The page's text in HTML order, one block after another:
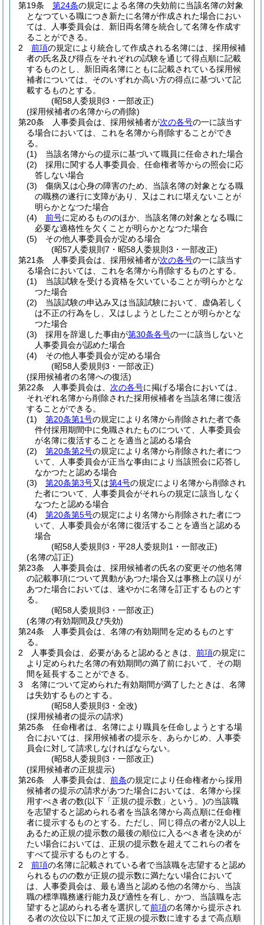
第19条
第24条の規定による名簿の失効前に当該名簿の対象
となつている職につき新たに名簿が作成された場合におい
ては、人事委員会は、新旧両名簿を統合して名簿を作成す
ることができる。
2
前項の規定により統合して作成される名簿には、採用候補
者の氏名及び得点をそれぞれの試験を通じて得点順に記載
するものとし、新旧両名簿にともに記載されている採用候
補者については、そのいずれか高い方の得点に基づいて記
載するものとする。
(昭58人委規則3・一部改正)
(採用候補者の名簿からの削除)
第20条
人事委員会は、採用候補者が次の各号の一に該当す
る場合においては、これを名簿から削除することができ
る。
(1)
当該名簿からの提示に基づいて職員に任命された場合
(2)
採用に関する人事委員会、任命権者等からの照会に応
答しない場合
(3)
傷病又は心身の障害のため、当該名簿の対象となる職
の職務の遂行に支障があり、又はこれに堪えないことが
明らかとなつた場合
(4)
前号に定めるもののほか、当該名簿の対象となる職に
必要な適格性を欠くことが明らかとなつた場合
(5)
その他人事委員会が定める場合
(昭57人委規則7・昭58人委規則3・一部改正)
第21条
人事委員会は、採用候補者が次の各号の一に該当す
る場合においては、これを名簿から削除するものとする。
(1)
当該試験を受ける資格を欠いていることが明らかとな
つた場合
(2)
当該試験の申込み又は当該試験において、虚偽若しく
は不正の行為をし、又はしようとしたことが明らかとな
つた場合
(3)
採用を辞退した事由が第30条各号の一に該当しないと
人事委員会が認めた場合
(4)
その他人事委員会が定める場合
(昭58人委規則3・一部改正)
(採用候補者の名簿への復活)
第22条
人事委員会は、 次の各号に掲げる場合においては、
それぞれ名簿から削除された採用候補者を当該名簿に復活
することができる。
(1)
第20条第1号の規定により名簿から削除された者で条
件付採用期間中に免職されたものについて、人事委員会
が名簿に復活することを適当と認める場合
(2)
第20条第2号の規定により名簿から削除された者につ
いて、人事委員会が正当な事由により当該照会に応答し
なかつたと認める場合
(3)
第20条第3号又は第4号の規定により名簿から削除され
た者について、人事委員会がそれらの規定に該当しなく
なつたと認める場合
(4)
第20条第5号の規定により名簿から削除された者につ
いて、人事委員会が名簿に復活することを適当と認める
場合
(昭58人委規則3・平28人委規則1・一部改正)
(名簿の訂正)
第23条
人事委員会は、採用候補者の氏名の変更その他名簿
の記載事項について異動があつた場合又は事務上の誤りが
あつた場合においては、速やかに名簿を訂正するものとす
る。
(昭58人委規則3・一部改正)
(名簿の有効期間及び失効)
第24条
人事委員会は、名簿の有効期間を定めるものとす
る。
2
人事委員会は、必要があると認めるときは、 前項の規定に
より定められた名簿の有効期間の満了前において、その期
間を延長することができる。
3
名簿について定められた有効期間が満了したときは、名簿
は失効するものとする。
(昭58人委規則3・全改)
(採用候補者の提示の請求)
第25条
任命権者は、名簿により職員を任命しようとする場
合においては、採用候補者の提示を、あらかじめ、人事委
員会に対して請求しなければならない。
(昭58人委規則3・一部改正)
(採用候補者の正規提示)
第26条
人事委員会は、 前条の規定により任命権者から採用
候補者の提示の請求があつた場合においては、名簿から採
用すべき者の数(以下「正規の提示数」という。)の当該職
を志望すると認められる者を当該名簿から高点順に任命権
者に提示するものとする。 ただし、同じ得点の者が2人以上
あるため正規の提示数の最後の順位に入るべき者を決めが
たい場合においては、正規の提示数を超えてこれらの者を
すべて提示するものとする。
2
前項の名簿に記載されている者で当該職を志望すると認め
られるものの数が正規の提示数に満たない場合において
は、人事委員会は、最も適当と認める他の名簿から、当該
職の標準職務遂行能力及び適性を有し、かつ、当該職を志
望すると認められる者を選択して前項の名簿から提示され
る者の次位以下に加えて正規の提示数に達するまで高点順